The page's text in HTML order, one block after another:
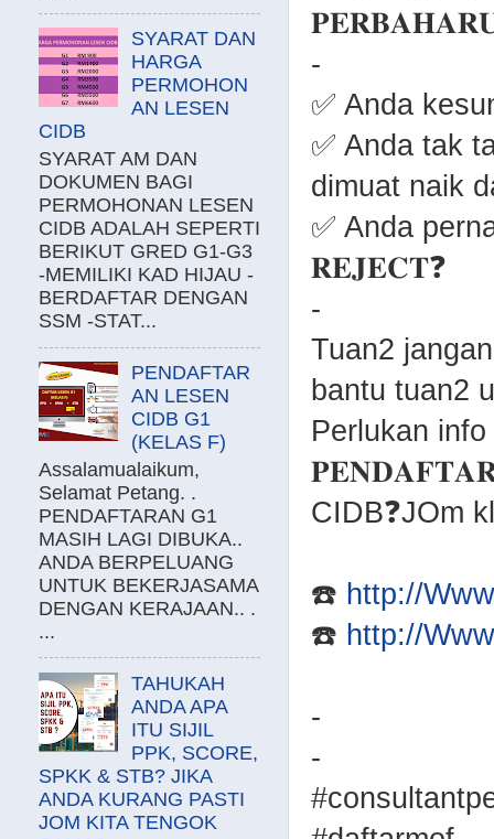
-
✅ Anda
✅ Anda tak
dimuat naik
✅ Anda
𝐑𝐄𝐉𝐄𝐂𝐓❓
-
Tuan2
bantu tuan2
Perlukan
CIDB❓JOm
☎️ http://
☎️ http://
-
-
SYARAT DAN
HARGA
PERMOHON
AN LESEN
CIDB
SYARAT AM DAN
DOKUMEN BAGI
PERMOHONAN LESEN
CIDB ADALAH SEPERTI
BERIKUT GRED G1-G3
-MEMILIKI KAD HIJAU -
BERDAFTAR DENGAN
SSM -STAT...
PENDAFTAR
AN LESEN
CIDB G1
(KELAS F)
Assalamualaikum,
Selamat Petang. .
PENDAFTARAN G1
MASIH LAGI DIBUKA..
ANDA BERPELUANG
UNTUK BEKERJASAMA
DENGAN KERAJAAN.. .
...
TAHUKAH
ANDA APA
ITU SIJIL
PPK, SCORE,
SPKK & STB? JIKA
ANDA KURANG PASTI
JOM KITA TENGOK